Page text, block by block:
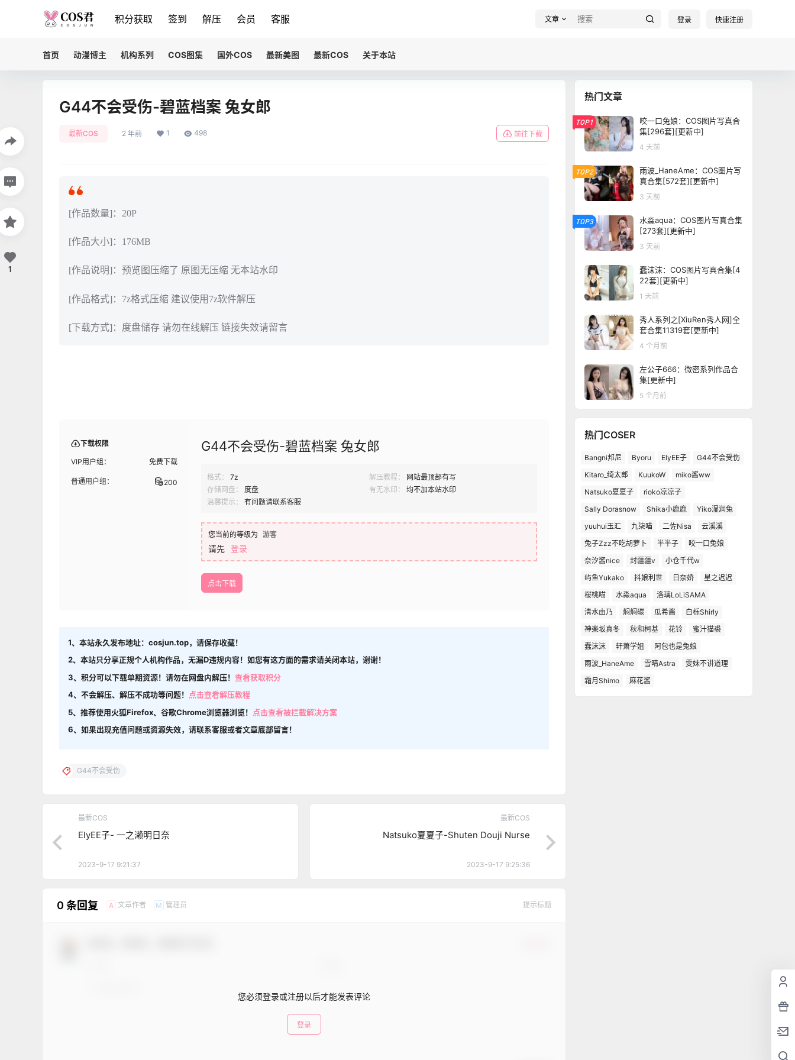
积分获取 签到 解压 会员 客服 文章 登录 快速注册
首页 动漫博主 机构系列 COS图集 国外COS 最新美图 最新COS 关于本站
G44不会受伤-碧蓝档案 兔女郎
最新COS 2 年前 1 498 前往下载
[作品数量]：20P
[作品大小]：176MB
[作品说明]：预览图压缩了 原图无压缩 无本站水印
[作品格式]：7z格式压缩 建议使用7z软件解压
[下载方式]：度盘储存 请勿在线解压 链接失效请留言
下载权限
VIP用户组： 免费下载
普通用户组： 200
G44不会受伤-碧蓝档案 兔女郎
格式： 7z 解压教程：
网站最顶部有写
存储网盘：
度盘 有无水印：
均不加本站水印
温馨提示：
有问题请联系客服
您当前的等级为 游客
请先 登录
点击下载
1、本站永久发布地址：cosjun.top，请保存收藏！
2、本站只分享正规个人机构作品，无漏D违规内容！如您有这方面的需求请关闭本站，谢谢！
3、积分可以下载单期资源！请勿在网盘内解压！ 查看获取积分
4、不会解压、解压不成功等问题！
点击查看解压教程
5、推荐使用火狐Firefox、谷歌Chrome浏览器浏览！
点击查看被拦截解决方案
6、如果出现充值问题或资源失效，请联系客服或者文章底部留言！
1
G44不会受伤
最新COS
ElyEE子- 一之濑明日奈
2023-9-17 9:21:37
最新COS
Natsuko夏夏子-Shuten Douji Nurse
2023-9-17 9:25:36
0 条回复 A 文章作者 M 管理员 提示标题
您必须登录或注册以后才能发表评论
登录
热门文章
TOP1
咬一口兔娘：COS图片写真合
集[296套][更新中]
4 天前
TOP2
雨波_HaneAme：COS图片写
真合集[572套][更新中]
3 天前
TOP3
水淼aqua：COS图片写真合集
[273套][更新中]
3 天前
蠢沫沫：COS图片写真合集[4
22套][更新中]
1 天前
秀人系列之[XiuRen秀人网]全
套合集11319套[更新中]
4 个月前
左公子666：微密系列作品合
集[更新中]
5 个月前
热门COSER
Bangni邦尼 Byoru ElyEE子
G44不会受伤
Kitaro_绮太郎
KuukoW
miko酱ww
Natsuko夏夏子
rioko凉凉子
Sally Dorasnow
Shika小鹿鹿
Yiko湿润兔
yuuhui玉汇
九柒喵 二佐Nisa
云溪溪
兔子Zzz不吃胡萝卜
半半子
咬一口兔娘
奈汐酱nice
封疆疆v
小仓千代w
屿鱼Yukako
抖娘利世 日奈娇
星之迟迟
桜桃喵
水淼aqua
洛璃LoLiSAMA
清水由乃
焖焖碳 瓜希酱
白栎Shirly
神楽坂真冬
秋和柯基 花铃
蜜汁猫裘
蠢沫沫
轩萧学姐
阿包也是兔娘
雨波_HaneAme
雪晴Astra
雯妹不讲道理
霜月Shimo
麻花酱